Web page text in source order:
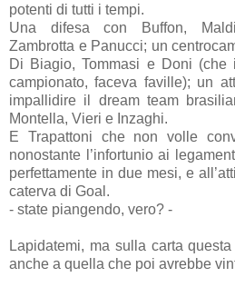
potenti di tutti i tempi.
Una difesa con Buffon,
Zambrotta e Panucci; un
Di Biagio, Tommasi e Doni
campionato, faceva faville); un
impallidire il dream team
Montella, Vieri e Inzaghi.
E Trapattoni che non volle
nonostante l’infortunio ai
perfettamente in due mesi, e
caterva di Goal.
- state piangendo, vero? -
Lapidatemi, ma sulla carta
anche a quella che poi avrebbe